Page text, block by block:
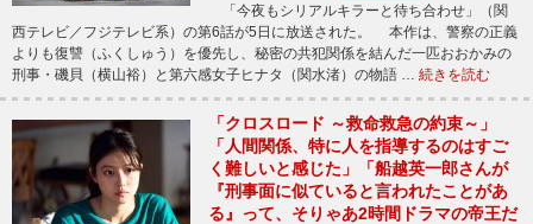
「今夜もシリアルキラーと待ち合わせ」（関
西テレビ／フジテレビ系）の第6話が5日に放送された。 本作は、警察の正義
よりも復讐（ふくしゅう）を優先し、秘密の共犯関係を結んだ一匹おおかみの
刑事・磯貝（横山裕）と第六感女子ヒナタ（関水渚）の物語 … 続きを読む
「クロスロード ～救命救急の約束～」
「人間関係、特に人を指導するのはすご
く難しいと感じた」「船越英一郎さんが
『刑事面に似ていると言われたことがあ
る』って、そりゃあ2時間ドラマの帝王だ